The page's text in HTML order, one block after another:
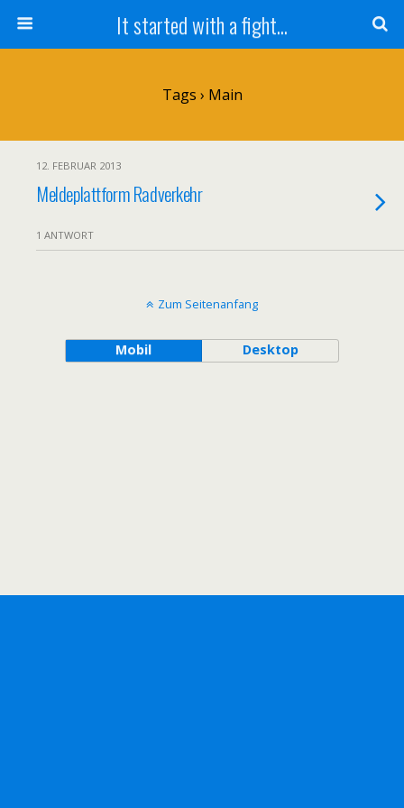
It started with a fight...
Tags › Main
12. FEBRUAR 2013
Meldeplattform Radverkehr
1 ANTWORT
Zum Seitenanfang
Mobil Desktop